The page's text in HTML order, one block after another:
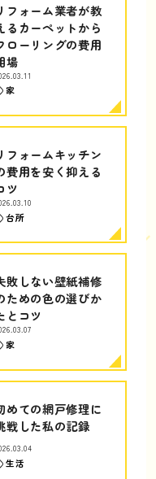
フォーム業者が教
るカーペットから
ローリングの費用
場
家
フォームキッチン
費用を安く抑える
ツ
台所
敗しない壁紙補修
ための色の選びか
とコツ
家
めての網戸修理に
戦した私の記録
生活